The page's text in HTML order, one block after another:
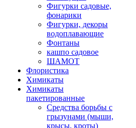
Фигурки садовые,
фонарики
Фигурки, декоры
водоплавающие
Фонтаны
кашпо садовое
ШАМОТ
Флористика
Химикаты
Химикаты
пакетированные
Средства борьбы с
грызунами (мыши,
крысы, кроты)